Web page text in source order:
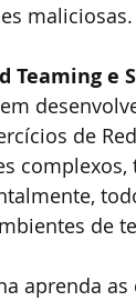
maliciosas.
Teaming e
de
de
aprenda